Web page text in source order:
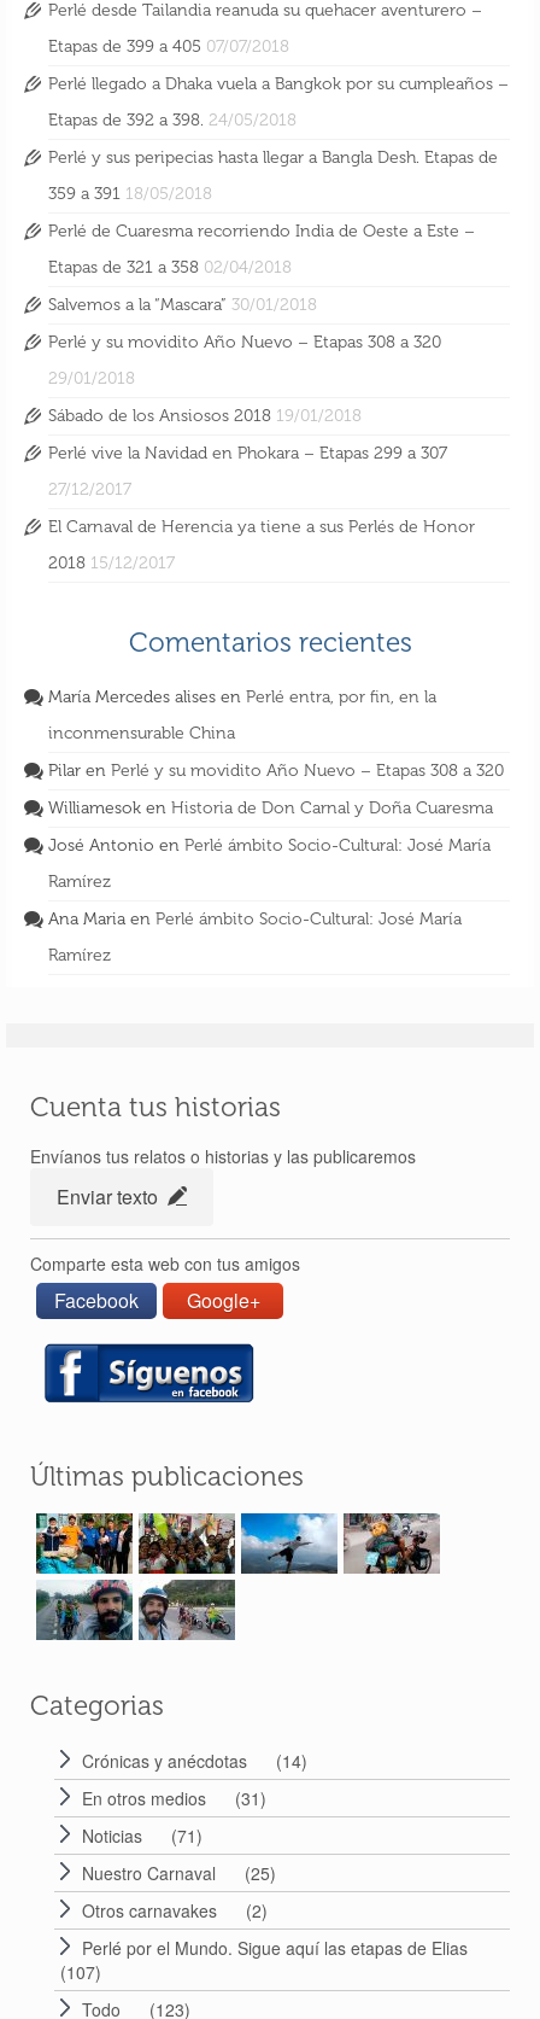
Perlé, rumbo a China, atravesando Vietnam
de Sur a Norte
6 Oct 2018
Perlé llegando a la capital de la Cochinchina
– ETAPAS de 406 a 411
Perlé llegado a Dhaka vuela a Bangkok por
su cumpleaños – Etapas de 392 a 398.
24 May 2018
Perlé desde Tailandia reanuda su quehacer aventurero –
Etapas de 399 a 405 07/07/2018
Perlé llegado a Dhaka vuela a Bangkok por su cumpleaños –
Etapas de 392 a 398. 24/05/2018
Perlé y sus peripecias hasta llegar a Bangla Desh. Etapas de
359 a 391 18/05/2018
Perlé de Cuaresma recorriendo India de Oeste a Este –
Etapas de 321 a 358 02/04/2018
Salvemos a la “Mascara” 30/01/2018
Perlé y su movidito Año Nuevo – Etapas 308 a 320
29/01/2018
Sábado de los Ansiosos 2018 19/01/2018
Perlé vive la Navidad en Phokara – Etapas 299 a 307
27/12/2017
El Carnaval de Herencia ya tiene a sus Perlés de Honor
2018 15/12/2017
Comentarios recientes
María Mercedes alises en Perlé entra, por fin, en la
inconmensurable China
Pilar en Perlé y su movidito Año Nuevo – Etapas 308 a 320
Williamesok en Historia de Don Carnal y Doña Cuaresma
José Antonio en Perlé ámbito Socio-Cultural: José María
Ramírez
Ana Maria en Perlé ámbito Socio-Cultural: José María
Ramírez
Cuenta tus historias
Envíanos tus relatos o historias y las publicaremos
Enviar texto
Comparte esta web con tus amigos
Facebook Google+
Últimas publicaciones
Categorias
Crónicas y anécdotas
(14)
En otros medios
(31)
Noticias
(71)
Nuestro Carnaval
(25)
Otros carnavakes
(2)
Perlé por el Mundo. Sigue aquí las etapas de Elias
(107)
Todo
(123)